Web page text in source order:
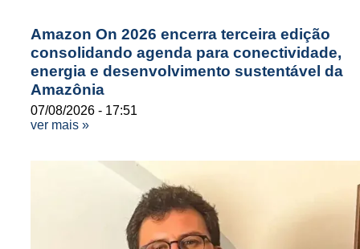
Amazon On 2026 encerra terceira edição
consolidando agenda para conectividade,
energia e desenvolvimento sustentável da
Amazônia
07/08/2026
17:51
ver mais »